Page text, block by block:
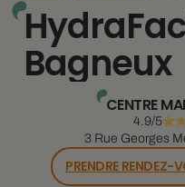
Bagneux
CENTRE
4.9/5
3 Rue Georges
PRENDRE RENDEZ-